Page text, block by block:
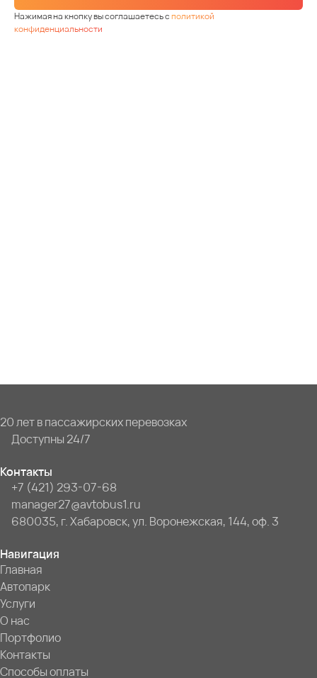
Нажимая на кнопку вы соглашаетесь сполитикой
конфиденциальности
20 лет в пассажирских перевозках
Доступны 24/7
Контакты
+7 (421) 293-07-68
manager27@avtobus1.ru
680035, г. Хабаровск, ул. Воронежская, 144, оф. 3
Навигация
Главная
Автопарк
Услуги
О нас
Портфолио
Контакты
Способы оплаты